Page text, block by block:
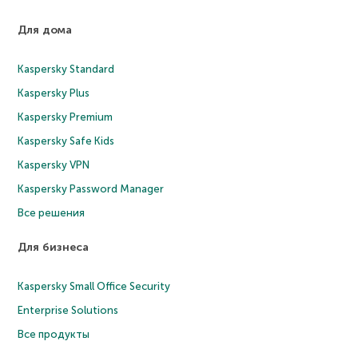
Для дома
Kaspersky Standard
Kaspersky Plus
Kaspersky Premium
Kaspersky Safe Kids
Kaspersky VPN
Kaspersky Password Manager
Все решения
Для бизнеса
Kaspersky Small Office Security
Enterprise Solutions
Все продукты